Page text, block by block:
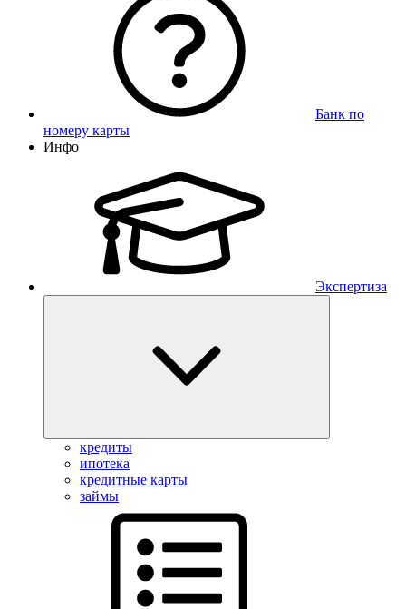
Банк по
номеру карты
Инфо
Экспертиза
кредиты
ипотека
кредитные карты
займы